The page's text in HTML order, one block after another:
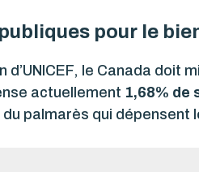
pour le
le Canada doit
actuellement 1,68% de
palmarès qui dépensent